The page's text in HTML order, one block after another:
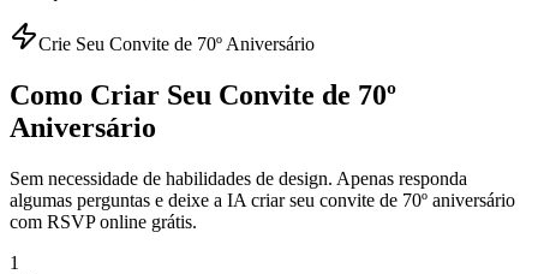
Crie Seu Convite de 70º Aniversário
Como Criar Seu Convite de 70º
Aniversário
Sem necessidade de habilidades de design. Apenas responda
algumas perguntas e deixe a IA criar seu convite de 70º aniversário
com RSVP online grátis.
1